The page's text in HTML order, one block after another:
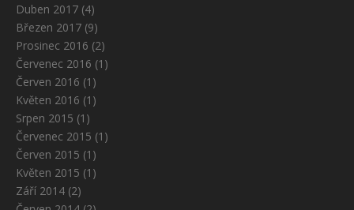
Duben 2017 (4)
Březen 2017 (9)
Prosinec 2016 (2)
Červenec 2016 (1)
Červen 2016 (1)
Květen 2016 (1)
Srpen 2015 (1)
Červenec 2015 (1)
Červen 2015 (1)
Květen 2015 (1)
Září 2014 (2)